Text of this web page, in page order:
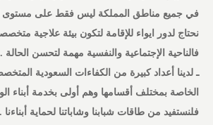
في جميع مناطق المملكة ليس فقط على مستوى
نحتاج لدور ايواء للإقامة لتكون بيئة علاجية
فالناحية الإجتماعية والنفسية مهمة لتحسن الحالة .
ـ لدينا أعداد كبيرة من الكفاءات السعودية
الخاصة بمختلف أقسامها وهم أولى بخدمة أبناء
فلنستفيد من طاقات شبابنا وشاباتنا لحماية أبناءنا .